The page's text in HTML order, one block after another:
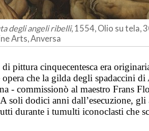
degli angeli ribelli, 1554, Olio su tela,
Arts, Anversa
pittura cinquecentesca era
che la gilda degli spadaccini
- commissionò al maestro Frans
soli dodici anni dall’esecuzione,
durante i tumulti iconoclasti che